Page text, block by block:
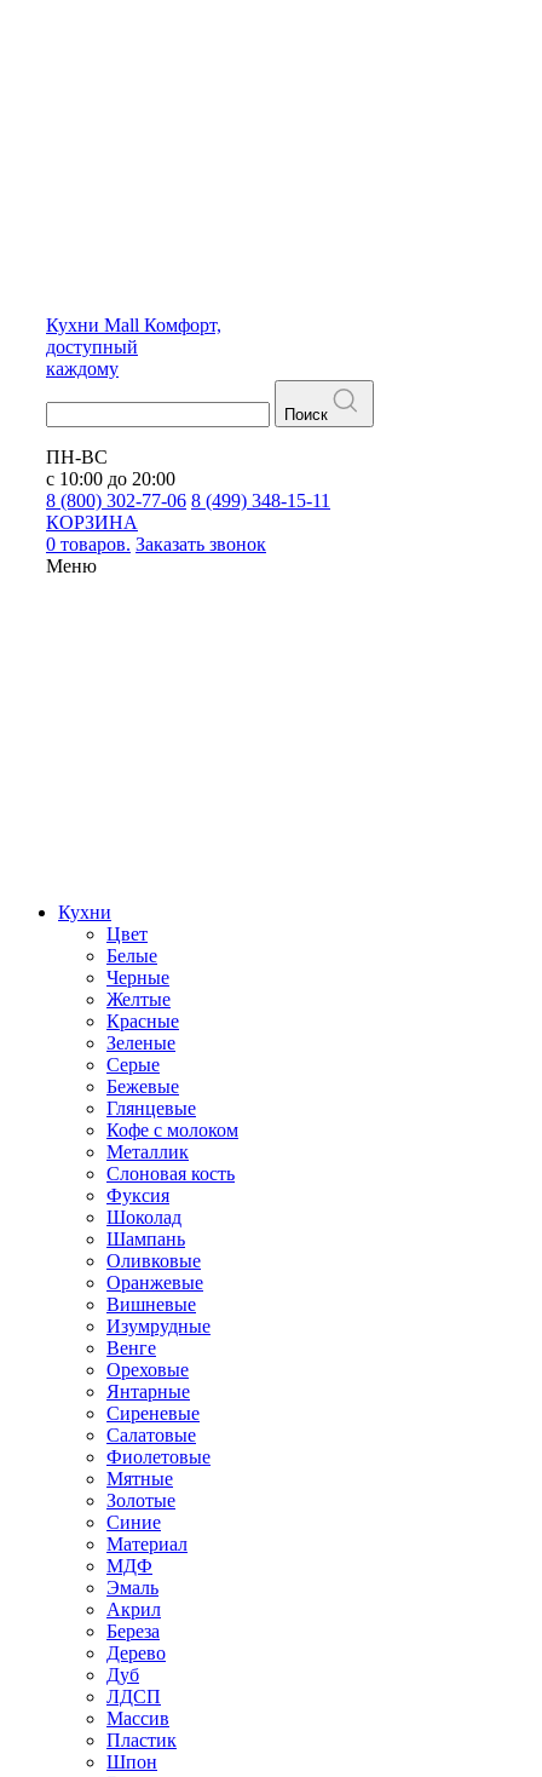
Кухни Mall Комфорт,
доступный
каждому
Поиск
ПН-ВС
с 10:00 до 20:00
8 (800) 302-77-06 8 (499) 348-15-11
КОРЗИНА
0 товаров. Заказать звонок
Меню
Кухни
Цвет
Белые
Черные
Желтые
Красные
Зеленые
Серые
Бежевые
Глянцевые
Кофе с молоком
Металлик
Слоновая кость
Фуксия
Шоколад
Шампань
Оливковые
Оранжевые
Вишневые
Изумрудные
Венге
Ореховые
Янтарные
Сиреневые
Салатовые
Фиолетовые
Мятные
Золотые
Синие
Материал
МДФ
Эмаль
Акрил
Береза
Дерево
Дуб
ЛДСП
Массив
Пластик
Шпон